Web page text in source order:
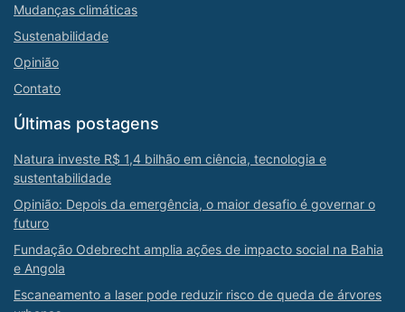
Mudanças climáticas
Sustenabilidade
Opinião
Contato
Últimas postagens
Natura investe R$ 1,4 bilhão em ciência, tecnologia e
sustentabilidade
Opinião: Depois da emergência, o maior desafio é governar o
futuro
Fundação Odebrecht amplia ações de impacto social na Bahia
e Angola
Escaneamento a laser pode reduzir risco de queda de árvores